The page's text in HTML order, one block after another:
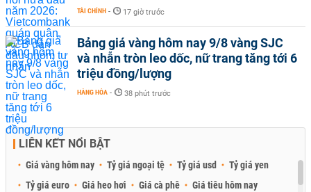
TÀI CHÍNH - 17 giờ trước
Bảng giá vàng hôm nay 9/8 vàng SJC
và nhẫn tròn leo dốc, nữ trang tăng tới 6
triệu đồng/lượng
HÀNG HÓA - 38 phút trước
LIÊN KẾT NỔI BẬT
Giá vàng hôm nay Tỷ giá ngoại tệ Tỷ giá usd
Tỷ giá yen
Tỷ giá euro
Giá heo hơi Giá cà phê
Giá tiêu hôm nay